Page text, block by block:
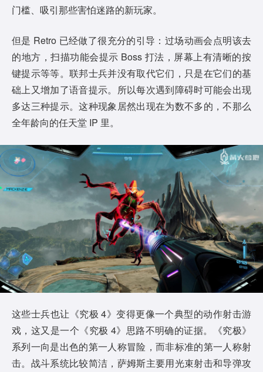
门槛、吸引那些害怕迷路的新玩家。
但是 Retro 已经做了很充分的引导：过场动画会点明该去
的地方，扫描功能会提示 Boss 打法，屏幕上有清晰的按
键提示等等。联邦士兵并没有取代它们，只是在它们的基
础上又增加了语音提示。所以每次遇到障碍时可能会出现
多达三种提示。这种现象居然出现在为数不多的，不那么
全年龄向的任天堂 IP 里。
这些士兵也让《究极 4》变得更像一个典型的动作射击游
戏，这又是一个《究极 4》思路不明确的证据。《究极》
系列一向是出色的第一人称冒险，而非标准的第一人称射
击。战斗系统比较简洁，萨姆斯主要用光束射击和导弹攻